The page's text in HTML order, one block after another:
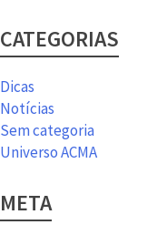
CATEGORIAS
Dicas
Notícias
Sem categoria
Universo ACMA
META